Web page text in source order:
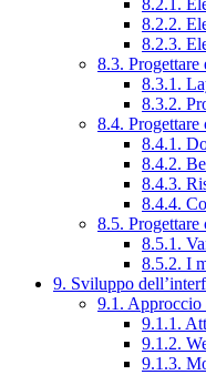
8.2.1.
8.2.2.
8.2.3.
8.3. Progettare
8.3.1.
8.3.2.
8.4. Progettare
8.4.1.
8.4.2.
8.4.3.
8.4.4.
8.5.
8.5.1.
8.5.2. I
9. Sviluppo
9.1.
9.1.1.
9.1.2.
9.1.3.